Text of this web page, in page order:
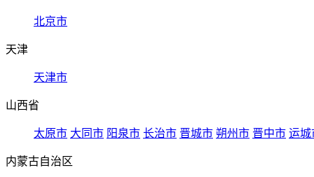
北京市
天津
天津市
山西省
太原市 大同市 阳泉市 长治市 晋城市 朔州市 晋中市 运城
内蒙古自治区